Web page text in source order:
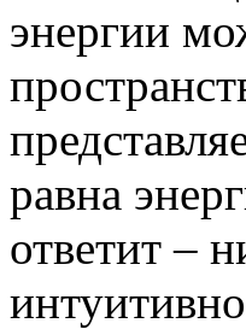
энергии
равна
ответит –